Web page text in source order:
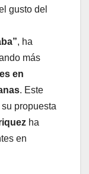
gusto del
, ha
más
en
. Este
propuesta
ha
en